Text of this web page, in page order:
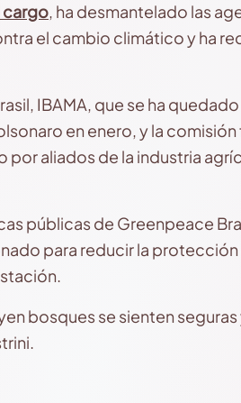
cargo, ha desmantelado las
el cambio climático y ha
IBAMA, que se ha
en enero, y la
aliados de la industria
públicas de Greenpeace
para reducir la
bosques se sienten